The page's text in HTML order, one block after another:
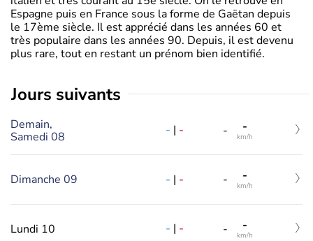
Espagne puis en France sous la forme de Gaëtan depuis
le 17ème siècle. Il est apprécié dans les années 60 et
très populaire dans les années 90. Depuis, il est devenu
plus rare, tout en restant un prénom bien identifié.
jours suivants
Demain,
Samedi 08
- | - - -
km/h
Dimanche 09 - | - - -
km/h
Lundi 10 - | - - -
km/h